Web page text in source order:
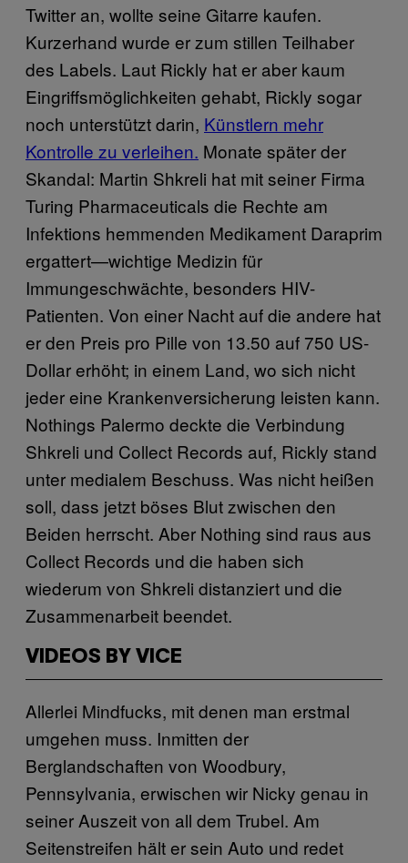
Twitter an, wollte seine Gitarre kaufen.
Kurzerhand wurde er zum stillen Teilhaber
des Labels. Laut Rickly hat er aber kaum
Eingriffsmöglichkeiten gehabt, Rickly sogar
noch unterstützt darin, Künstlern mehr
Kontrolle zu verleihen. Monate später der
Skandal: Martin Shkreli hat mit seiner Firma
Turing Pharmaceuticals die Rechte am
Infektions hemmenden Medikament Daraprim
ergattert—wichtige Medizin für
Immungeschwächte, besonders HIV-
Patienten. Von einer Nacht auf die andere hat
er den Preis pro Pille von 13.50 auf 750 US-
Dollar erhöht; in einem Land, wo sich nicht
jeder eine Krankenversicherung leisten kann.
Nothings Palermo deckte die Verbindung
Shkreli und Collect Records auf, Rickly stand
unter medialem Beschuss. Was nicht heißen
soll, dass jetzt böses Blut zwischen den
Beiden herrscht. Aber Nothing sind raus aus
Collect Records und die haben sich
wiederum von Shkreli distanziert und die
Zusammenarbeit beendet.
VIDEOS BY VICE
Allerlei Mindfucks, mit denen man erstmal
umgehen muss. Inmitten der
Berglandschaften von Woodbury,
Pennsylvania, erwischen wir Nicky genau in
seiner Auszeit von all dem Trubel. Am
Seitenstreifen hält er sein Auto und redet